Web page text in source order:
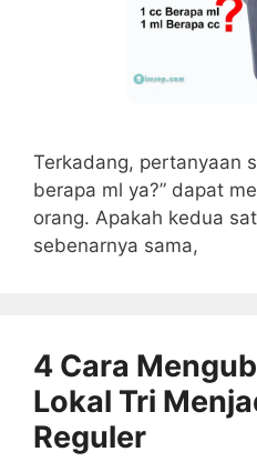
Terkadang, pertanyaan
berapa ml ya?” dapat
orang. Apakah kedua
sebenarnya sama,
4 Cara
Lokal Tri
Reguler